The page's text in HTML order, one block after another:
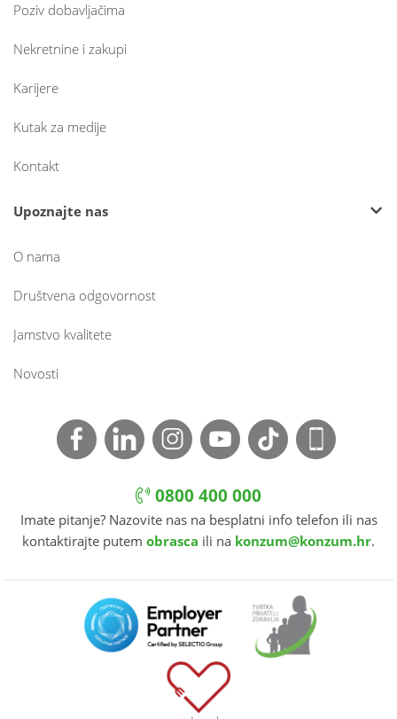
Poziv dobavljačima
Nekretnine i zakupi
Karijere
Kutak za medije
Kontakt
Upoznajte nas
O nama
Društvena odgovornost
Jamstvo kvalitete
Novosti
0800 400 000
Imate pitanje? Nazovite nas na besplatni info telefon ili nas
kontaktirajte putem obrasca ili na konzum@konzum.hr.